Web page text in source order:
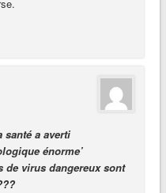
santé a averti
énorme’
de virus dangereux sont